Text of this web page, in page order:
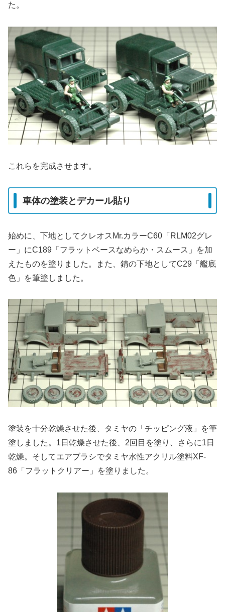
た。
これらを完成させます。
車体の塗装とデカール貼り
始めに、下地としてクレオスMr.カラーC60「RLM02グレ
ー」にC189「フラットベースなめらか・スムース」を加
えたものを塗りました。また、錆の下地としてC29「艦底
色」を筆塗しました。
塗装を十分乾燥させた後、タミヤの「チッピング液」を筆
塗しました。1日乾燥させた後、2回目を塗り、さらに1日
乾燥。そしてエアブラシでタミヤ水性アクリル塗料XF-
86「フラットクリアー」を塗りました。